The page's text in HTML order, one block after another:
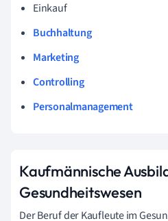
Einkauf
Buchhaltung
Marketing
Controlling
Personalmanagement
Kaufmännische
Gesundheitswesen
Der Beruf der Kaufleute im